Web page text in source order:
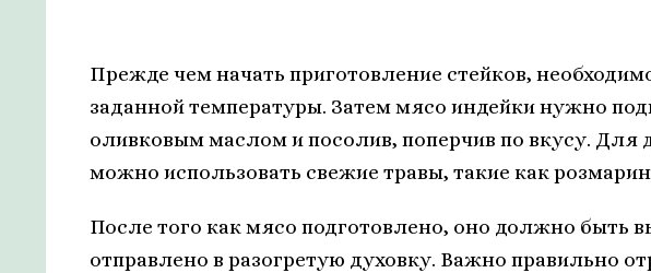
Прежде чем начать приготовление стейков,
заданной температуры. Затем мясо индейки нужно
оливковым маслом и посолив, поперчив по вкусу. Для
можно использовать свежие травы, такие как
После того как мясо подготовлено, оно должно быть
отправлено в разогретую духовку. Важно правильно